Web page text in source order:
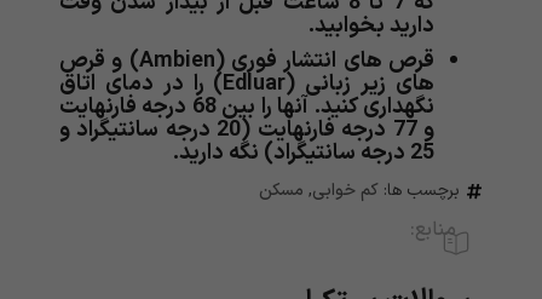
دارید بخوابید.
قرص های انتشار فوری (Ambien) و قرص
های زیر زبانی (Edluar) را در دمای اتاق
نگهداری کنید. آنها را بین 68 درجه فارنهایت
و 77 درجه فارنهایت (20 درجه سانتیگراد و
25 درجه سانتیگراد) نگه دارید.
برچسب ها: کم خوابی, مسکن
منابع: